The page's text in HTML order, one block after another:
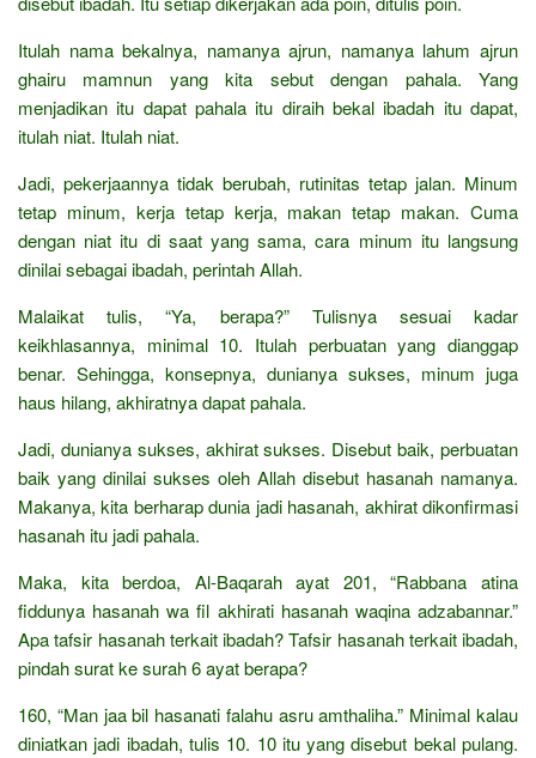
Itulah nama bekalnya, namanya ajrun, namanya lahum ajrun
ghairu mamnun yang kita sebut dengan pahala. Yang
menjadikan itu dapat pahala itu diraih bekal ibadah itu dapat,
itulah niat. Itulah niat.
Jadi, pekerjaannya tidak berubah, rutinitas tetap jalan. Minum
tetap minum, kerja tetap kerja, makan tetap makan. Cuma
dengan niat itu di saat yang sama, cara minum itu langsung
dinilai sebagai ibadah, perintah Allah.
Malaikat tulis, “Ya, berapa?” Tulisnya sesuai kadar
keikhlasannya, minimal 10. Itulah perbuatan yang dianggap
benar. Sehingga, konsepnya, dunianya sukses, minum juga
haus hilang, akhiratnya dapat pahala.
Jadi, dunianya sukses, akhirat sukses. Disebut baik, perbuatan
baik yang dinilai sukses oleh Allah disebut hasanah namanya.
Makanya, kita berharap dunia jadi hasanah, akhirat dikonfirmasi
hasanah itu jadi pahala.
Maka, kita berdoa, Al-Baqarah ayat 201, “Rabbana atina
fiddunya hasanah wa fil akhirati hasanah waqina adzabannar.”
Apa tafsir hasanah terkait ibadah? Tafsir hasanah terkait ibadah,
pindah surat ke surah 6 ayat berapa?
160, “Man jaa bil hasanati falahu asru amthaliha.” Minimal kalau
diniatkan jadi ibadah, tulis 10. 10 itu yang disebut bekal pulang.